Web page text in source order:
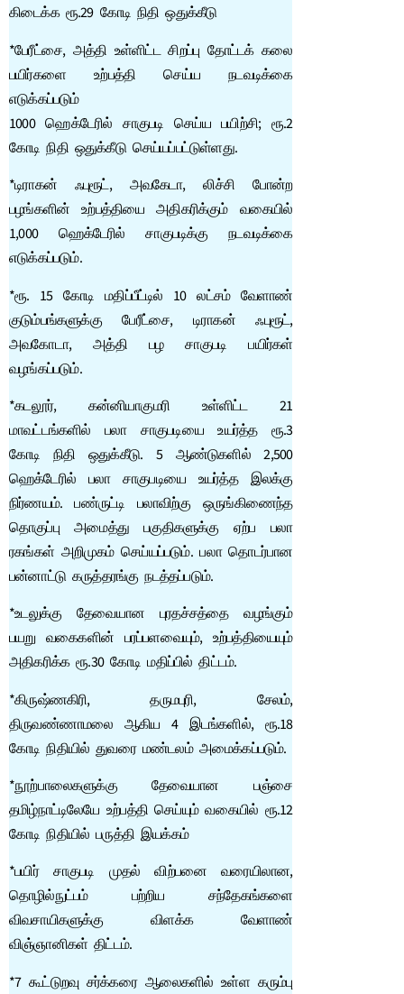
கிடைக்க ரூ.29 கோடி நிதி ஒதுக்கீடு
*பேரீட்சை, அத்தி உள்ளிட்ட சிறப்பு தோட்டக் கலை
பயிர்களை உற்பத்தி செய்ய நடவடிக்கை
எடுக்கப்படும்
1000 ஹெக்டேரில் சாகுபடி செய்ய பயிற்சி; ரூ.2
கோடி நிதி ஒதுக்கீடு செய்யப்பட்டுள்ளது.
*டிராகன் ஃபுரூட், அவகேடா, லிச்சி போன்ற
பழங்களின் உற்பத்தியை அதிகரிக்கும் வகையில்
1,000 ஹெக்டேரில் சாகுபடிக்கு நடவடிக்கை
எடுக்கப்படும்.
*ரூ. 15 கோடி மதிப்பீட்டில் 10 லட்சம் வேளாண்
குடும்பங்களுக்கு பேரீட்சை, டிராகன் ஃபுரூட்,
அவகோடா, அத்தி பழ சாகுபடி பயிர்கள்
வழங்கப்படும்.
*கடலூர், கன்னியாகுமரி உள்ளிட்ட 21
மாவட்டங்களில் பலா சாகுபடியை உயர்த்த ரூ.3
கோடி நிதி ஒதுக்கீடு. 5 ஆண்டுகளில் 2,500
ஹெக்டேரில் பலா சாகுபடியை உயர்த்த இலக்கு
நிர்ணயம். பண்ருட்டி பலாவிற்கு ஒருங்கிணைந்த
தொகுப்பு அமைத்து பகுதிகளுக்கு ஏற்ப பலா
ரகங்கள் அறிமுகம் செய்யப்படும். பலா தொடர்பான
பன்னாட்டு கருத்தரங்கு நடத்தப்படும்.
*உடலுக்கு தேவையான புரதச்சத்தை வழங்கும்
பயறு வகைகளின் பரப்பளவையும், உற்பத்தியையும்
அதிகரிக்க ரூ.30 கோடி மதிப்பில் திட்டம்.
*கிருஷ்ணகிரி, தருமபுரி, சேலம்,
திருவண்ணாமலை ஆகிய 4 இடங்களில், ரூ.18
கோடி நிதியில் துவரை மண்டலம் அமைக்கப்படும்.
*நூற்பாலைகளுக்கு தேவையான பஞ்சை
தமிழ்நாட்டிலேயே உற்பத்தி செய்யும் வகையில் ரூ.12
கோடி நிதியில் பருத்தி இயக்கம்
*பயிர் சாகுபடி முதல் விற்பனை வரையிலான,
தொழில்நுட்பம் பற்றிய சந்தேகங்களை
விவசாயிகளுக்கு விளக்க வேளாண்
விஞ்ஞானிகள் திட்டம்.
*7 கூட்டுறவு சர்க்கரை ஆலைகளில் உள்ள கரும்பு